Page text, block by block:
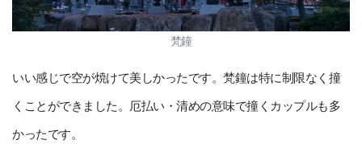
梵鐘
いい感じで空が焼けて美しかったです。梵鐘は特に制限なく撞
くことができました。厄払い・清めの意味で撞くカップルも多
かったです。